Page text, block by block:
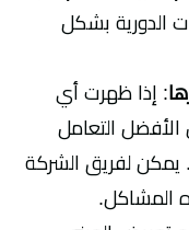
الدورية بشكل
: إذا ظهرت أي
التعامل
يمكن لفريق الشركة
المشاكل.